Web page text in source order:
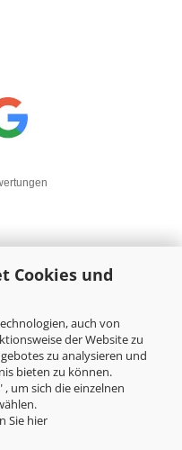
Cookies und
auch von
der Website zu
zu analysieren und
bieten zu können.
um sich die einzelnen
Sie hier